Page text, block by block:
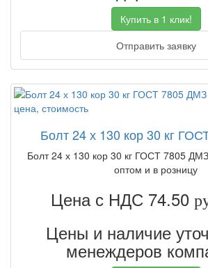
Купить в 1 клик!
Отправить заявку
Болт 24 х 130 кор 30 кг
Болт 24 х 130 кор 30 кг ГОСТ 7805 ДМЗ
оптом и в розницу
Цена с НДС 74.50
Цены и наличие
менеждеров